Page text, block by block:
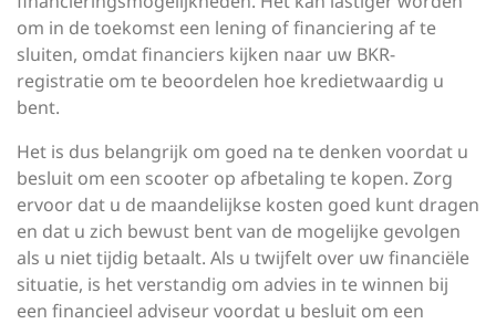
om in de toekomst een lening of financiering af te
sluiten, omdat financiers kijken naar uw BKR-
registratie om te beoordelen hoe kredietwaardig u
bent.
Het is dus belangrijk om goed na te denken voordat u
besluit om een scooter op afbetaling te kopen. Zorg
ervoor dat u de maandelijkse kosten goed kunt dragen
en dat u zich bewust bent van de mogelijke gevolgen
als u niet tijdig betaalt. Als u twijfelt over uw financiële
situatie, is het verstandig om advies in te winnen bij
een financieel adviseur voordat u besluit om een